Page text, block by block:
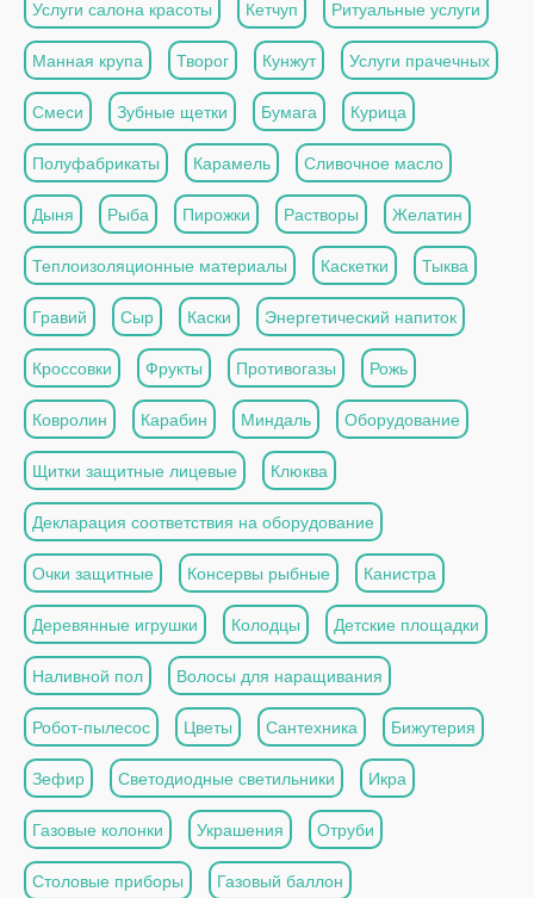
Услуги салона красоты Кетчуп Ритуальные услуги
Манная крупа Творог Кунжут Услуги прачечных
Смеси Зубные щетки Бумага Курица
Полуфабрикаты Карамель Сливочное масло
Дыня Рыба Пирожки Растворы Желатин
Теплоизоляционные материалы Каскетки Тыква
Гравий Сыр Каски Энергетический напиток
Кроссовки Фрукты Противогазы Рожь
Ковролин Карабин Миндаль Оборудование
Щитки защитные лицевые Клюква
Декларация соответствия на оборудование
Очки защитные Консервы рыбные Канистра
Деревянные игрушки Колодцы Детские площадки
Наливной пол Волосы для наращивания
Робот-пылесос Цветы Сантехника Бижутерия
Зефир Светодиодные светильники Икра
Газовые колонки Украшения Отруби
Столовые приборы Газовый баллон